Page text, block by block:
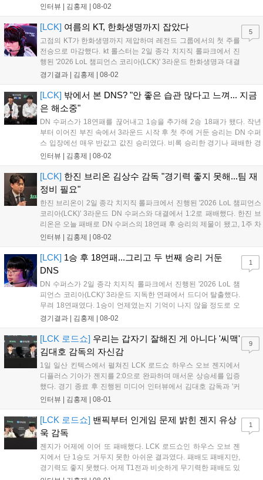
서 아쉽지만, 부족한 부분을 잘 보완해 다음 경기에서는 반드시 승리하
소 아쉬...
인터뷰 | 김홍제 | 08-02
[LCK] 여름의 KT, 한화생명까지 잡았다
고점의 KT가 한화생명까지 제압하며 레전드 그룹에서의 첫 주를
전승으로 마감했다. kt 롤스터는 2일 종각 치지직 롤파크에서 진
행된 '2026 LoL 챔피언스 코리아(LCK)' 3라운드 한화생명과 대결
에서 2:1로 승리하며 상승세를 이어가게 됐다. kt 롤스터는 초반에
다. 그리고 KT는 탑에서...
경기결과 | 김홍제 | 08-02
5
[LCK] 밖에서 본 DNS? "안 좋은 습관 많다고 느껴... 지금
은 해소중"
DN 수퍼스가 18연패를 끊어내고 1승을 추가해 2승 18패가 됐다. 작년
부터 이어진 부진 속에서 3라운드 시작 후 첫 주에 거둔 승리는 DN 수퍼
스 입장에선 매우 반값고 값진 승리였다. 비록 승리한 경기나 패배한 경
기에서 여전히 아쉬운 점도 있었지만, 오랜만에 거둔 승리였기 때문에
다"고...
인터뷰 | 김홍제 | 08-02
[LCK] 한진 브리온 김상수 감독 "경기력 좋지 못해...팀 재
정비 필요"
한진 브리온이 2일 종각 치지직 롤파크에서 진행된 '2026 LoL 챔피언스
코리아(LCK)' 3라운드 DN 수퍼스와 대결에서 1:2로 패배했다. 한진 브
리온은 오늘 패배로 DN 수퍼스의 18연패 후 승리의 제물이 됐고, 1주 차
에 2패를 당하며 좋지 못한 출발을 알렸다. 이하 한진 브리온 김상수 감
인터뷰 | 김홍제 | 08-02
[LCK] 1승 후 18연패...그리고 두 번째 승리 거둔
DNS
DN 수퍼스가 2일 종각 치지직 롤파크에서 진행된 '2026 LoL 챔
피언스 코리아(LCK)' 3라운드 지독한 연패에서 드디어 탈출했다.
무려 18연패였다. 1승이 언제였는지 기억이 나지 않을 정도로 오
래전이 맛봤던 승리의 달콤함을 3라운드 시작 후 두 번째 경기만
기록했고, DNS는 미드 전...
경기결과 | 김홍제 | 08-02
1
[LCK 로드쇼] 우리는 갑자기 잘해진 게 아니다 '씨맥'
김대호 감독의 자신감
1일 일산 킨텍스에서 펼쳐진 LCK 로드쇼 하우스 오브 젠지에서
디플러스 기아가 젠지를 2:0으로 완파하며 매서운 상승세를 입증
했다. 경기 종료 후 진행된 미디어 인터뷰에서 김대호 감독과 '커
리어' 오형석은 승리 소감과 함께 최근 눈부신 경기력 향상의 비
우스 오브 젠지에서 2:0으로 승리한...
인터뷰 | 김홍제 | 08-01
9
[LCK 로드쇼] 밴픽부터 인게임 문제 밝힌 젠지 유상
욱 감독
젠지가 어제에 이어 또 패배했다. LCK 로드쇼인 하우스 오브 젠
지에서 단 1승도 거두지 못한 아쉬운 결과였다. 패배도 패배지만,
경기력도 좋지 못했다. 어제 T1전과 비슷하게 무기력한 패배도 있
었고, 팀적인 움직임이 많이 둔해보이며 평소 알던 젠지의 모습은
1